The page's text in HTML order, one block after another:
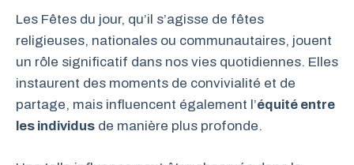
Les Fêtes du jour, qu’il s’agisse de fêtes
religieuses, nationales ou communautaires, jouent
un rôle significatif dans nos vies quotidiennes. Elles
instaurent des moments de convivialité et de
partage, mais influencent également l’équité entre
les individus de manière plus profonde.